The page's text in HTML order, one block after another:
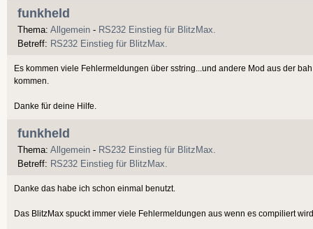
funkheld
Thema: Allgemein - RS232 Einstieg für BlitzMax.
Betreff: RS232 Einstieg für BlitzMax.
Es kommen viele Fehlermeldungen über sstring...und andere Mod aus der
kommen.
Danke für deine Hilfe.
funkheld
Thema: Allgemein - RS232 Einstieg für BlitzMax.
Betreff: RS232 Einstieg für BlitzMax.
Danke das habe ich schon einmal benutzt.
Das BlitzMax spuckt immer viele Fehlermeldungen aus wenn es compiliert